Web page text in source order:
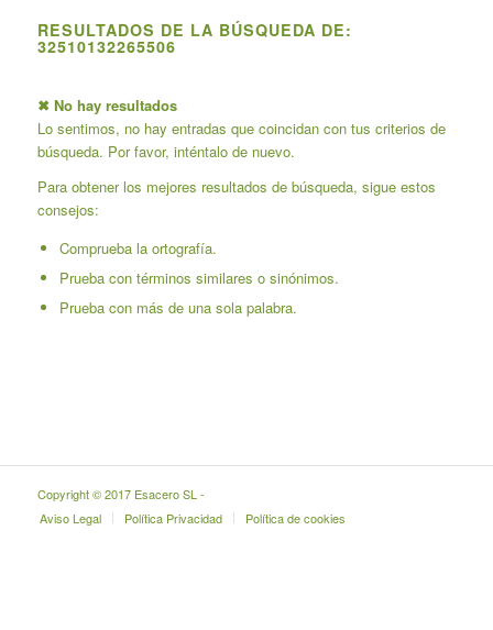
RESULTADOS DE LA BÚSQUEDA DE:
32510132265506
✖ No hay resultados
Lo sentimos, no hay entradas que coincidan con tus criterios de
búsqueda. Por favor, inténtalo de nuevo.
Para obtener los mejores resultados de búsqueda, sigue estos
consejos:
Comprueba la ortografía.
Prueba con términos similares o sinónimos.
Prueba con más de una sola palabra.
Copyright © 2017 Esacero SL -
Aviso Legal
Política Privacidad Política de cookies